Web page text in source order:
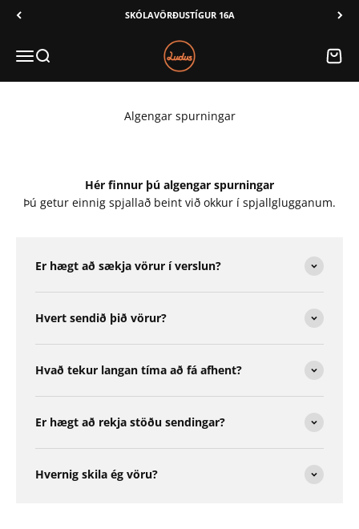
Áfram í innihald SKÓLAVÖRÐUSTÍGUR 16A
Valmynd
Leita Ludus Karfa
Algengar spurningar
Hér finnur þú algengar spurningar
Þú getur einnig spjallað beint við okkur í spjallglugganum.
Er hægt að sækja vörur í verslun?
Hvert sendið þið vörur?
Hvað tekur langan tíma að fá afhent?
Er hægt að rekja stöðu sendingar?
Hvernig skila ég vöru?